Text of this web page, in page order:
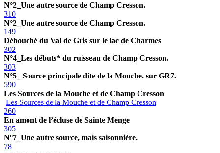
N°2_Une autre source de Champ Cresson.
310
N°2_Une autre source de Champ Cresson.
149
Débouché du Val de Gris sur le lac de Charmes
302
N°4_Les débuts* du ruisseau de Champ Cresson.
303
N°5_ Source principale dite de la Mouche. sur GR7.
590
Les Sources de la Mouche et de Champ Cresson
Les Sources de la Mouche et de Champ Cresson
260
En amont de l’écluse de Sainte Menge
305
N°7_Une autre source, mais saisonnière.
78